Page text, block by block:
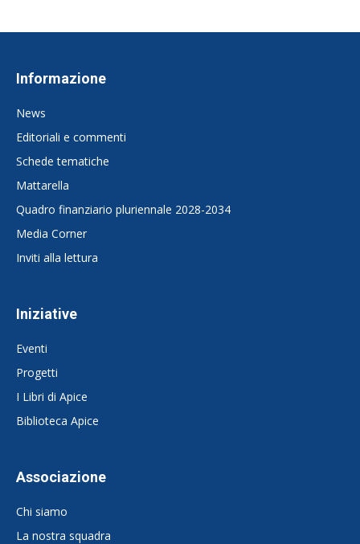
Informazione
News
Editoriali e commenti
Schede tematiche
Mattarella
Quadro finanziario pluriennale 2028-2034
Media Corner
Inviti alla lettura
Iniziative
Eventi
Progetti
I Libri di Apice
Biblioteca Apice
Associazione
Chi siamo
La nostra squadra